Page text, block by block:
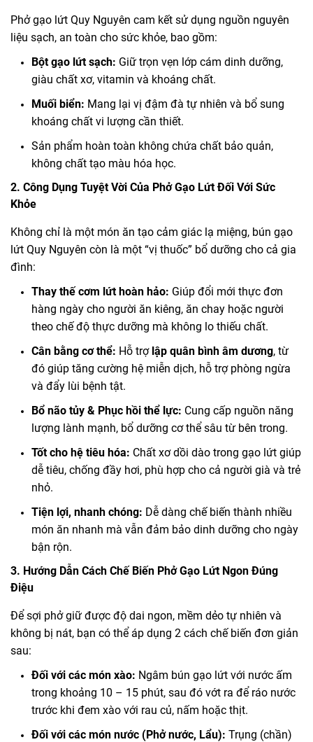
Phở gạo lứt Quy Nguyên cam kết sử dụng nguồn nguyên
liệu sạch, an toàn cho sức khỏe, bao gồm:
Bột gạo lứt sạch: Giữ trọn vẹn lớp cám dinh dưỡng,
giàu chất xơ, vitamin và khoáng chất.
Muối biển: Mang lại vị đậm đà tự nhiên và bổ sung
khoáng chất vi lượng cần thiết.
Sản phẩm hoàn toàn không chứa chất bảo quản,
không chất tạo màu hóa học.
2. Công Dụng Tuyệt Vời Của Phở Gạo Lứt Đối Với Sức
Khỏe
Không chỉ là một món ăn tạo cảm giác lạ miệng, bún gạo
lứt Quy Nguyên còn là một “vị thuốc” bổ dưỡng cho cả gia
đình:
Thay thế cơm lứt hoàn hảo: Giúp đổi mới thực đơn
hàng ngày cho người ăn kiêng, ăn chay hoặc người
theo chế độ thực dưỡng mà không lo thiếu chất.
Cân bằng cơ thể: Hỗ trợ lập quân bình âm dương, từ
đó giúp tăng cường hệ miễn dịch, hỗ trợ phòng ngừa
và đẩy lùi bệnh tật.
Bổ não tủy & Phục hồi thể lực: Cung cấp nguồn năng
lượng lành mạnh, bổ dưỡng cơ thể sâu từ bên trong.
Tốt cho hệ tiêu hóa: Chất xơ dồi dào trong gạo lứt giúp
dễ tiêu, chống đầy hơi, phù hợp cho cả người già và trẻ
nhỏ.
Tiện lợi, nhanh chóng: Dễ dàng chế biến thành nhiều
món ăn nhanh mà vẫn đảm bảo dinh dưỡng cho ngày
bận rộn.
3. Hướng Dẫn Cách Chế Biến Phở Gạo Lứt Ngon Đúng
Điệu
Để sợi phở giữ được độ dai ngon, mềm dẻo tự nhiên và
không bị nát, bạn có thể áp dụng 2 cách chế biến đơn giản
sau:
Đối với các món xào: Ngâm bún gạo lứt với nước ấm
trong khoảng 10 – 15 phút, sau đó vớt ra để ráo nước
trước khi đem xào với rau củ, nấm hoặc thịt.
Đối với các món nước (Phở nước, Lẩu): Trụng (chần)